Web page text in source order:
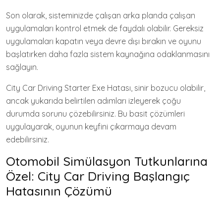
Son olarak, sisteminizde çalışan arka planda çalışan
uygulamaları kontrol etmek de faydalı olabilir. Gereksiz
uygulamaları kapatın veya devre dışı bırakın ve oyunu
başlatırken daha fazla sistem kaynağına odaklanmasını
sağlayın.
City Car Driving Starter Exe Hatası, sinir bozucu olabilir,
ancak yukarıda belirtilen adımları izleyerek çoğu
durumda sorunu çözebilirsiniz. Bu basit çözümleri
uygulayarak, oyunun keyfini çıkarmaya devam
edebilirsiniz.
Otomobil Simülasyon Tutkunlarına
Özel: City Car Driving Başlangıç
Hatasının Çözümü